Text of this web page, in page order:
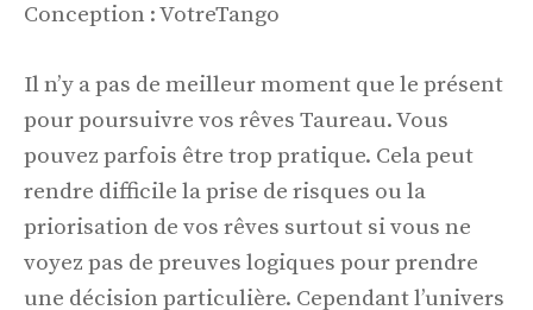
Conception : VotreTango
Il n’y a pas de meilleur moment que le présent
pour poursuivre vos rêves Taureau. Vous
pouvez parfois être trop pratique. Cela peut
rendre difficile la prise de risques ou la
priorisation de vos rêves surtout si vous ne
voyez pas de preuves logiques pour prendre
une décision particulière. Cependant l’univers